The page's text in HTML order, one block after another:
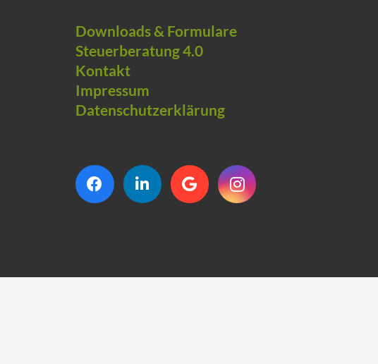
Downloads & Formulare
Steuerberatung 4.0
Kontakt
Impressum
Datenschutzerklärung